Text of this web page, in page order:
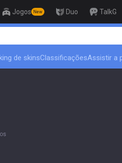
Jogos New Duo TalkG
de skinsClassificaçõesAssistir a